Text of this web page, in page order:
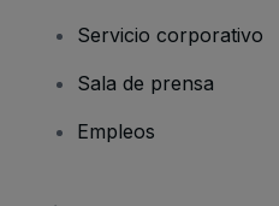
Servicio corporativo
Sala de prensa
Empleos